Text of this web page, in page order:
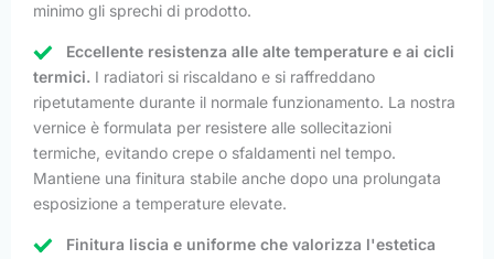
minimo gli sprechi di prodotto.
Eccellente resistenza alle alte temperature e ai cicli
termici. I radiatori si riscaldano e si raffreddano
ripetutamente durante il normale funzionamento. La nostra
vernice è formulata per resistere alle sollecitazioni
termiche, evitando crepe o sfaldamenti nel tempo.
Mantiene una finitura stabile anche dopo una prolungata
esposizione a temperature elevate.
Finitura liscia e uniforme che valorizza l'estetica